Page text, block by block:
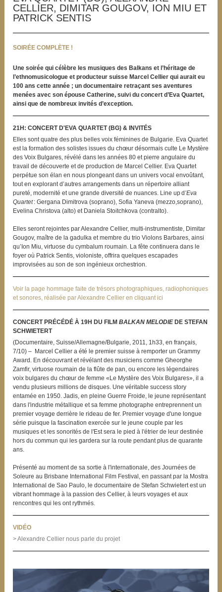
CELLIER, DIMITAR GOUGOV, ION MIU ET
PATRICK SENTIS
SOIRÉE COMPLÈTE !
Une soirée qui célèbre les musiques des Balkans et l’héritage de
l’ethnomusicologue et producteur suisse Marcel Cellier qui aurait eu
100 ans cette année ; un documentaire retraçant ses aventures
menées avec son épouse Catherine, suivi du concert d’Eva Quartet,
ainsi que de nombreux invités d’exception.
21H: CONCERT D'EVA QUARTET (BG) & INVITÉS
Elles sont quatre des plus belles voix féminines de Bulgarie. Eva Quartet
est la formation des solistes issues du chœur désormais culte Le Mystère
des Voix Bulgares, révélé dans les années 80 et pierre angulaire du
travail de découverte et de production de Marcel Cellier. Eva Quartet
perpétue son élan en nous plongeant dans un univers vocal envoûtant,
tout en explorant d’autres arrangements dans un répertoire alliant
pureté, modernité et une grande diversité de nuances. Line up d ’Eva
Quartet: Gergana Dimitrova (soprano), Sofia Yaneva (mezzo,soprano),
Evelina Christova (alto) et Daniela Stoitchkova (contralto).
Elles seront rejointes par Alexandre Cellier, multi-instrumentiste, Dimitar
Gougov, maître de la gadulka et membre du trio Violons Barbares, ainsi
qu’Ion Miu, virtuose du cymbalum roumain. La fête continuera dans le
foyer où Patrick Sentis, violoniste, offrira quelques escapades
improvisées au son de son ingénieux orchestrion.
Voir la page hommage faite de trésors photographiques, radiophoniques
et sonores, réalisée par Alexandre Cellier en cliquant ici
CONCERT PRÉCÉDÉ À 19H DU FILM BALKAN MELODIE DE STEFAN
SCHWIETERT
(Documentaire, Suisse/Allemagne/Bulgarie, 2011, 1h33, en français,
7/10) – Marcel Cellier a été le premier suisse à remporter un Grammy
Award. En découvrant et révélant des musiciens comme Gheorghe
Zamfir, virtuose roumain de la flûte de pan, ou encore les légendaires
voix bulgares du chœur de femme «Le Mystère des Voix Bulgares», il a
vendu plusieurs millions de disques. Une véritable success story
entamée en 1950. Jadis, en pleine Guerre Froide, le jeune représentant
dans l'industrie métallique et sa femme photographe entreprennent un
premier voyage derrière le rideau de fer. Premier voyage d'une longue
série puisque la fascination exercée sur le jeune couple par les
musiques et les sonorités de l'Est sera le pied à l'étrier de leur destinée
hors du commun qui les gardera sur la route pendant plus de quarante
ans.
Présenté au moment de sa sortie à l'internationale, des Journées de
Soleure au Brisbane International Film Festival, en passant par la Mostra
International de Sao Paulo, le documentaire de Stefan Schwietert est un
vibrant hommage à la passion des Cellier, à leurs voyages et aux
rencontres qui les ont rythmés.
VIDÉO
> Alexandre Cellier nous parle du projet